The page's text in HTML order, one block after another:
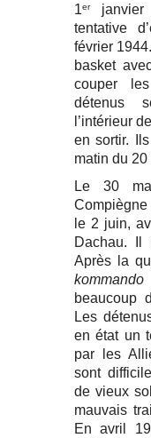
1er
tentative
février
basket
couper
détenus
l’intérieur
en sortir.
matin du 20
Le 30
le 2 juin,
Dachau. Il
Après la
kommando
beaucoup
Les
en état un
par les
sont
de vieux
mauvais
En avril